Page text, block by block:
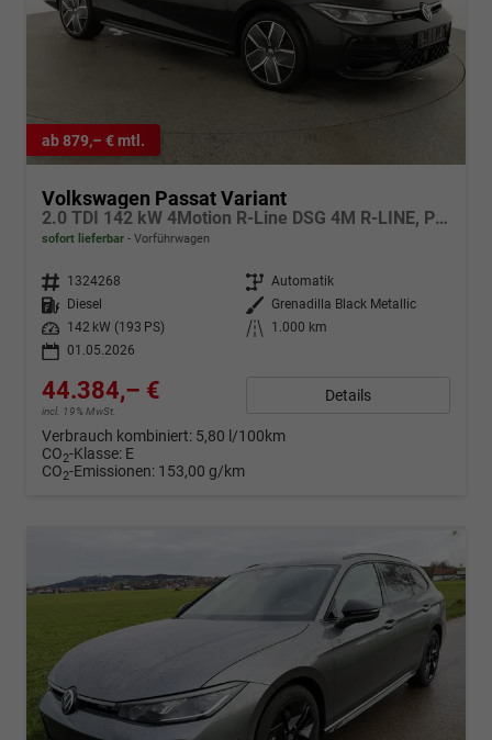
ab 879,– € mtl.
Volkswagen Passat Variant
2.0 TDI 142 kW 4Motion R-Line DSG 4M R-LINE, Pano, AHK, IQ.Light, HUD, 19-Zoll, AreaView, Navi, Side
sofort lieferbar Vorführwagen
Fahrzeugnr. 1324268 Getriebe Automatik
Kraftstoff
Diesel Außenfarbe
Grenadilla Black Metallic
Leistung
142 kW (193 PS) Kilometerstand
1.000 km
01.05.2026
44.384,– €
incl. 19% MwSt.
Details
Verbrauch kombiniert: 5,80 l/100km
CO2-Klasse: E
CO2-Emissionen: 153,00 g/km